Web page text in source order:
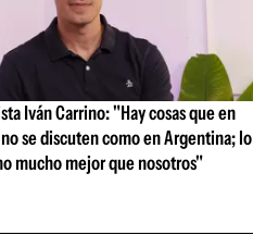
Iván Carrino: "Hay cosas que en
se discuten como en Argentina; lo
mucho mejor que nosotros"